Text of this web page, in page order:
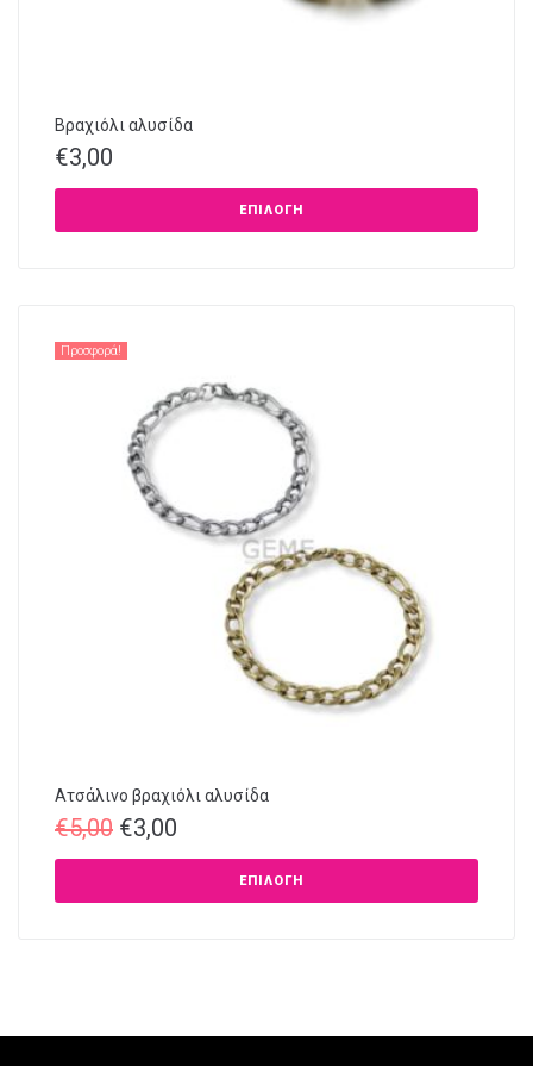
Βραχιόλι αλυσίδα
€3,00
ΕΠΙΛΟΓΉ
Προσφορά!
Ατσάλινο βραχιόλι αλυσίδα
€5,00 €3,00
ΕΠΙΛΟΓΉ